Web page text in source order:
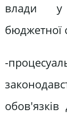
влади у
бюджетної
-